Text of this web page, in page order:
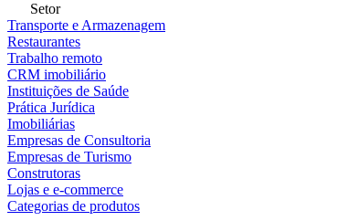
Setor
Transporte e Armazenagem
Restaurantes
Trabalho remoto
CRM imobiliário
Instituições de Saúde
Prática Jurídica
Imobiliárias
Empresas de Consultoria
Empresas de Turismo
Construtoras
Lojas e e-commerce
Categorias de produtos